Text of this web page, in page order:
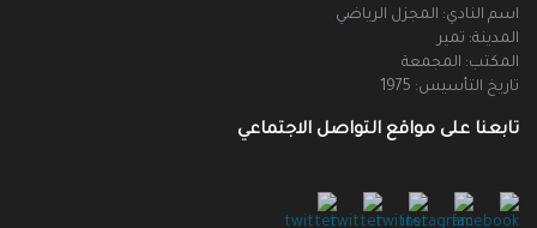
اسم النادي: المجزل الرياضي
المدينة: تمير
المكتب: المجمعة
تاريخ التأسيس: 1975
تابعنا على مواقع التواصل الاجتماعي